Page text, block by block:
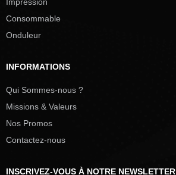
Consommable
Onduleur
INFORMATIONS
Qui Sommes-nous ?
Missions & Valeurs
Nos Promos
Contactez-nous
INSCRIVEZ-VOUS À NOTRE NEWSLETTER